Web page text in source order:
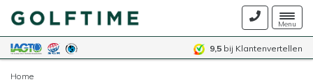
Menu
9,5 bij Klantenvertellen
Home